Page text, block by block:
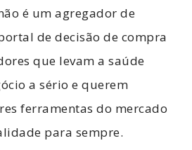
é um agregador de
de decisão de compra
que levam a saúde
a sério e querem
ferramentas do mercado
para sempre.